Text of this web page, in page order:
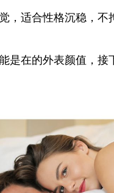
，适合性格沉稳，不
是在的外表颜值，接